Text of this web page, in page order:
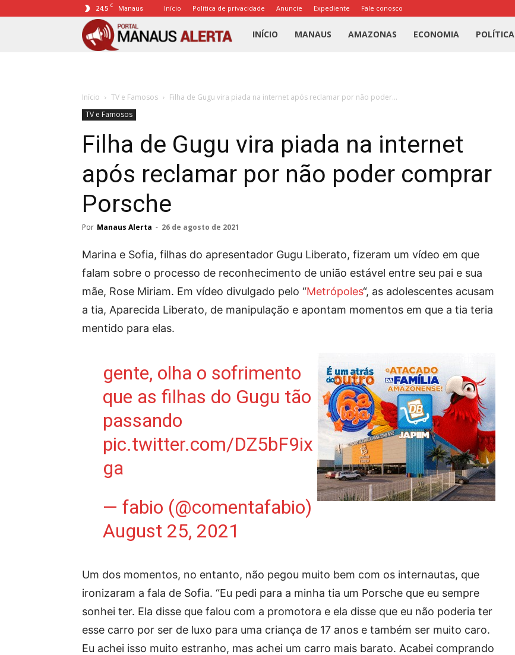
24.5 C Manaus Início Política de privacidade Anuncie Expediente Fale conosco
Portal
INÍCIO MANAUS AMAZONAS ECONOMIA POLÍTICA
Início TV e Famosos
Filha de Gugu vira piada na internet após reclamar por não poder...
TV e Famosos
Filha de Gugu vira piada na internet
após reclamar por não poder comprar
Porsche
Por Manaus Alerta - 26 de agosto de 2021
Marina e Sofia, filhas do apresentador Gugu Liberato, fizeram um vídeo em que
falam sobre o processo de reconhecimento de união estável entre seu pai e sua
mãe, Rose Miriam. Em vídeo divulgado pelo “Metrópoles“, as adolescentes acusam
a tia, Aparecida Liberato, de manipulação e apontam momentos em que a tia teria
mentido para elas.
gente, olha o sofrimento
que as filhas do Gugu tão
passando
pic.twitter.com/DZ5bF9ix
ga
— fabio (@comentafabio)
August 25, 2021
Um dos momentos, no entanto, não pegou muito bem com os internautas, que
ironizaram a fala de Sofia. “Eu pedi para a minha tia um Porsche que eu sempre
sonhei ter. Ela disse que falou com a promotora e ela disse que eu não poderia ter
esse carro por ser de luxo para uma criança de 17 anos e também ser muito caro.
Eu achei isso muito estranho, mas achei um carro mais barato. Acabei comprando